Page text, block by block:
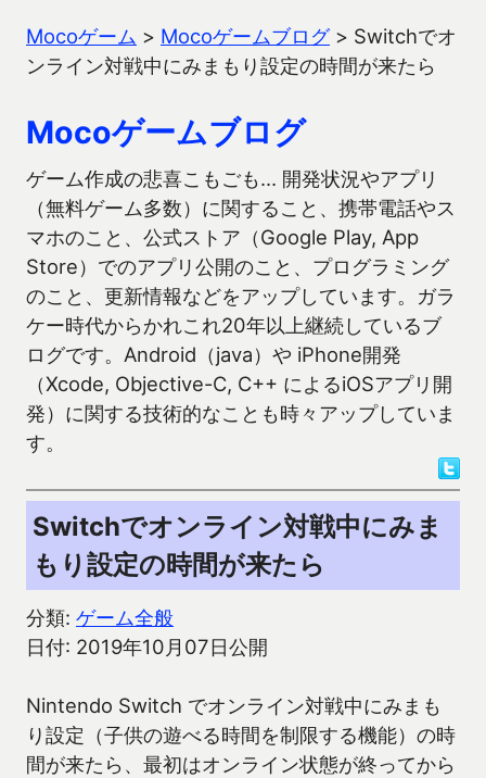
Mocoゲーム > Mocoゲームブログ> Switchでオ
ンライン対戦中にみまもり設定の時間が来たら
Mocoゲームブログ
ゲーム作成の悲喜こもごも… 開発状況やアプリ
（無料ゲーム多数）に関すること、携帯電話やス
マホのこと、公式ストア（Google Play, App
Store）でのアプリ公開のこと、プログラミング
のこと、更新情報などをアップしています。ガラ
ケー時代からかれこれ20年以上継続しているブ
ログです。Android（java）や iPhone開発
（Xcode, Objective-C, C++ によるiOSアプリ開
発）に関する技術的なことも時々アップしていま
す。
Switchでオンライン対戦中にみま
もり設定の時間が来たら
分類: ゲーム全般
日付: 2019年10月07日公開
Nintendo Switch でオンライン対戦中にみまも
り設定（子供の遊べる時間を制限する機能）の時
間が来たら、最初はオンライン状態が終ってから